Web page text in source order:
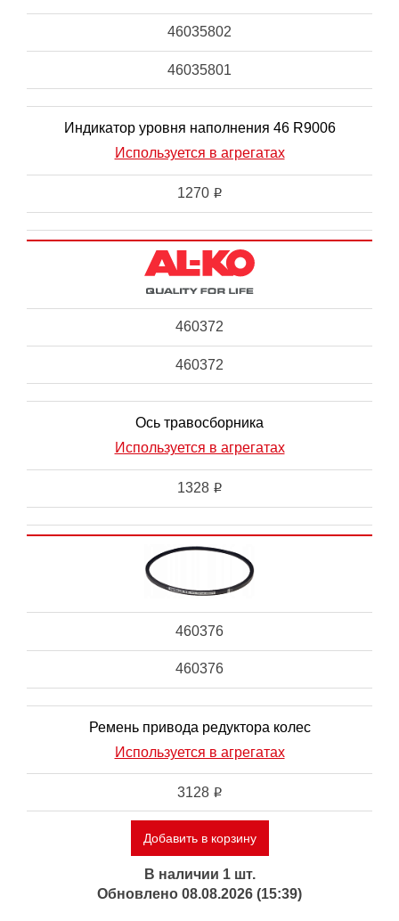
46035802
46035801
Индикатор уровня наполнения 46 R9006
Используется в агрегатах
1270 i
460372
460372
Ось травосборника
Используется в агрегатах
1328 i
460376
460376
Ремень привода редуктора колес
Используется в агрегатах
3128 i
Добавить в корзину
В наличии 1 шт.
Обновлено 08.08.2026 (15:39)